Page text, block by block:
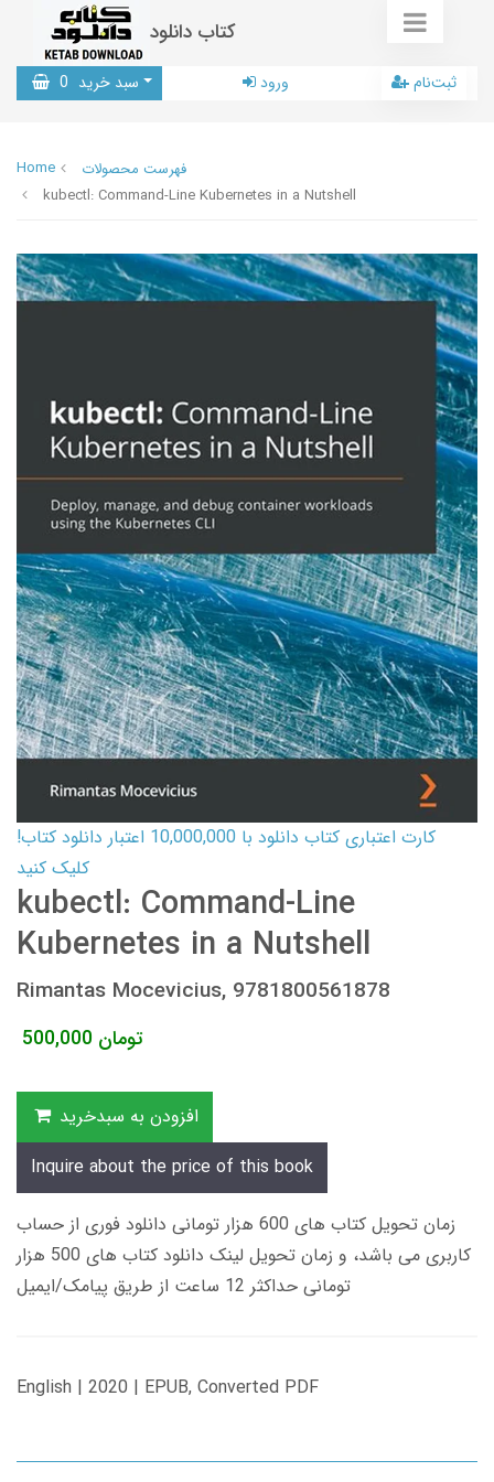
کتاب دانلود
سبد خرید 0 ورود ثبت‌نام
Home
فهرست محصولات
kubectl: Command-Line Kubernetes in a Nutshell
کارت اعتباری کتاب دانلود با 10,000,000 اعتبار دانلود کتاب!
کلیک کنید
kubectl: Command-Line
Kubernetes in a Nutshell
Rimantas Mocevicius, 9781800561878
500,000 تومان
افزودن به سبدخرید
Inquire about the price of this book
زمان تحویل کتاب های 600 هزار تومانی دانلود فوری از حساب
کاربری می باشد، و زمان تحویل لینک دانلود کتاب های 500 هزار
تومانی حداکثر 12 ساعت از طریق پیامک/ایمیل
English | 2020 | EPUB, Converted PDF